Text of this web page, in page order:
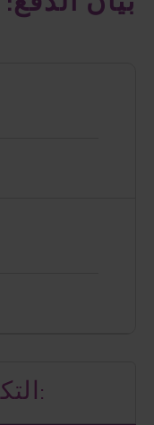
التكلفة الإجمالية: